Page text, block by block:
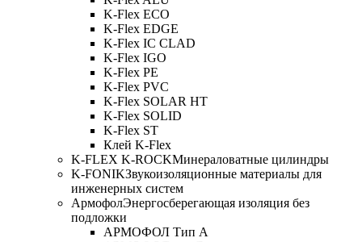
K-Flex ECO
K-Flex EDGE
K-Flex IC CLAD
K-Flex IGO
K-Flex PE
K-Flex PVC
K-Flex SOLAR HT
K-Flex SOLID
K-Flex ST
Клей K-Flex
K-FLEX K-ROCKМинераловатные цилиндры
K-FONIKЗвукоизоляционные материалы для
инженерных систем
АрмофолЭнергосберегающая изоляция без
подложки
АРМОФОЛ Тип А